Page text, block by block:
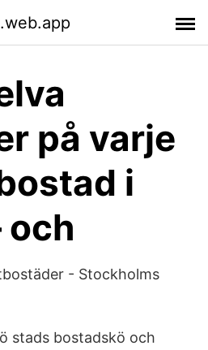
på varje
i
och
- Stockholms
stads bostadskö och